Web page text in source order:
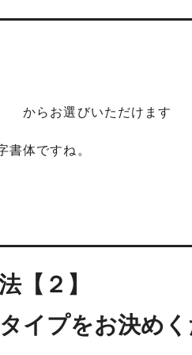
らお選びいただけます
体ですね。
【２】
イプをお決め